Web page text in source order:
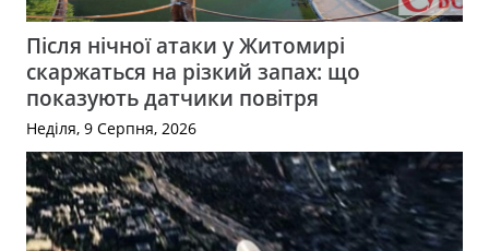
Після нічної атаки у Житомирі
скаржаться на різкий запах: що
показують датчики повітря
Неділя, 9 Серпня, 2026